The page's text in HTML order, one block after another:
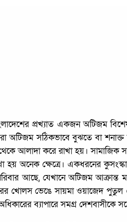
প্রখ্যাত একজন অটিজম
অটিজম সঠিকভাবে বুঝতে বা শনাক্ত
আলাদা করে রাখা হয়। সামাজিক
হয় অনেক ক্ষেত্রে। একধরনের
আছে, যেখানে অটিজম আক্রান্ত
খোলস ভেঙে সায়মা ওয়াজেদ পুতুল
ব্যাপারে সমগ্র দেশবাসীকে